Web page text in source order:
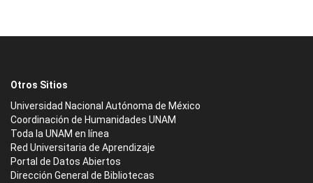
Otros Sitios
Universidad Nacional Autónoma de México
Coordinación de Humanidades UNAM
Toda la UNAM en línea
Red Universitaria de Aprendizaje
Portal de Datos Abiertos
Dirección General de Bibliotecas